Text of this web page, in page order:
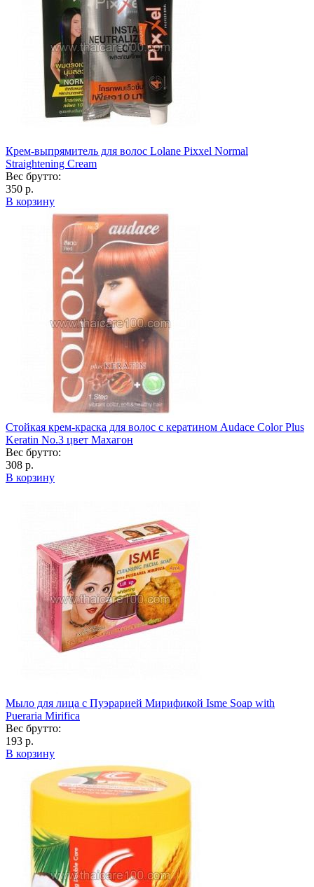
Крем-выпрямитель для волос Lolane Pixxel Normal
Straightening Cream
Вес брутто:
350 р.
В корзину
Стойкая крем-краска для волос с кератином Audace Color Plus
Keratin No.3 цвет Махагон
Вес брутто:
308 р.
В корзину
Мыло для лица с Пуэрарией Мирификой Isme Soap with
Pueraria Mirifica
Вес брутто:
193 р.
В корзину